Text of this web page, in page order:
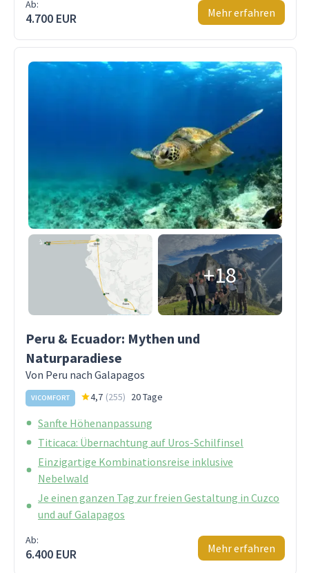
Ab:
4.700 EUR Mehr erfahren
+18
Peru & Ecuador: Mythen und
Naturparadiese
Von Peru nach Galapagos
VICOMFORT 4,7 (255) 20 Tage
Sanfte Höhenanpassung
Titicaca: Übernachtung auf Uros-Schilfinsel
Einzigartige Kombinationsreise inklusive
Nebelwald
Je einen ganzen Tag zur freien Gestaltung in Cuzco
und auf Galapagos
Ab:
6.400 EUR Mehr erfahren